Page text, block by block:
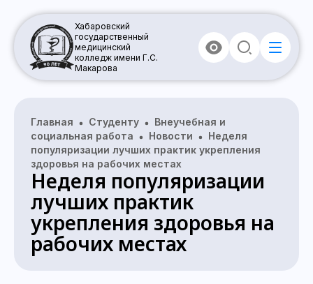
Хабаровский
государственный
медицинский
колледж имени Г.С.
Макарова
Главная Студенту
Внеучебная и
социальная работа
Новости
Неделя
популяризации лучших практик укрепления
здоровья на рабочих местах
Неделя популяризации
лучших практик
укрепления здоровья на
рабочих местах